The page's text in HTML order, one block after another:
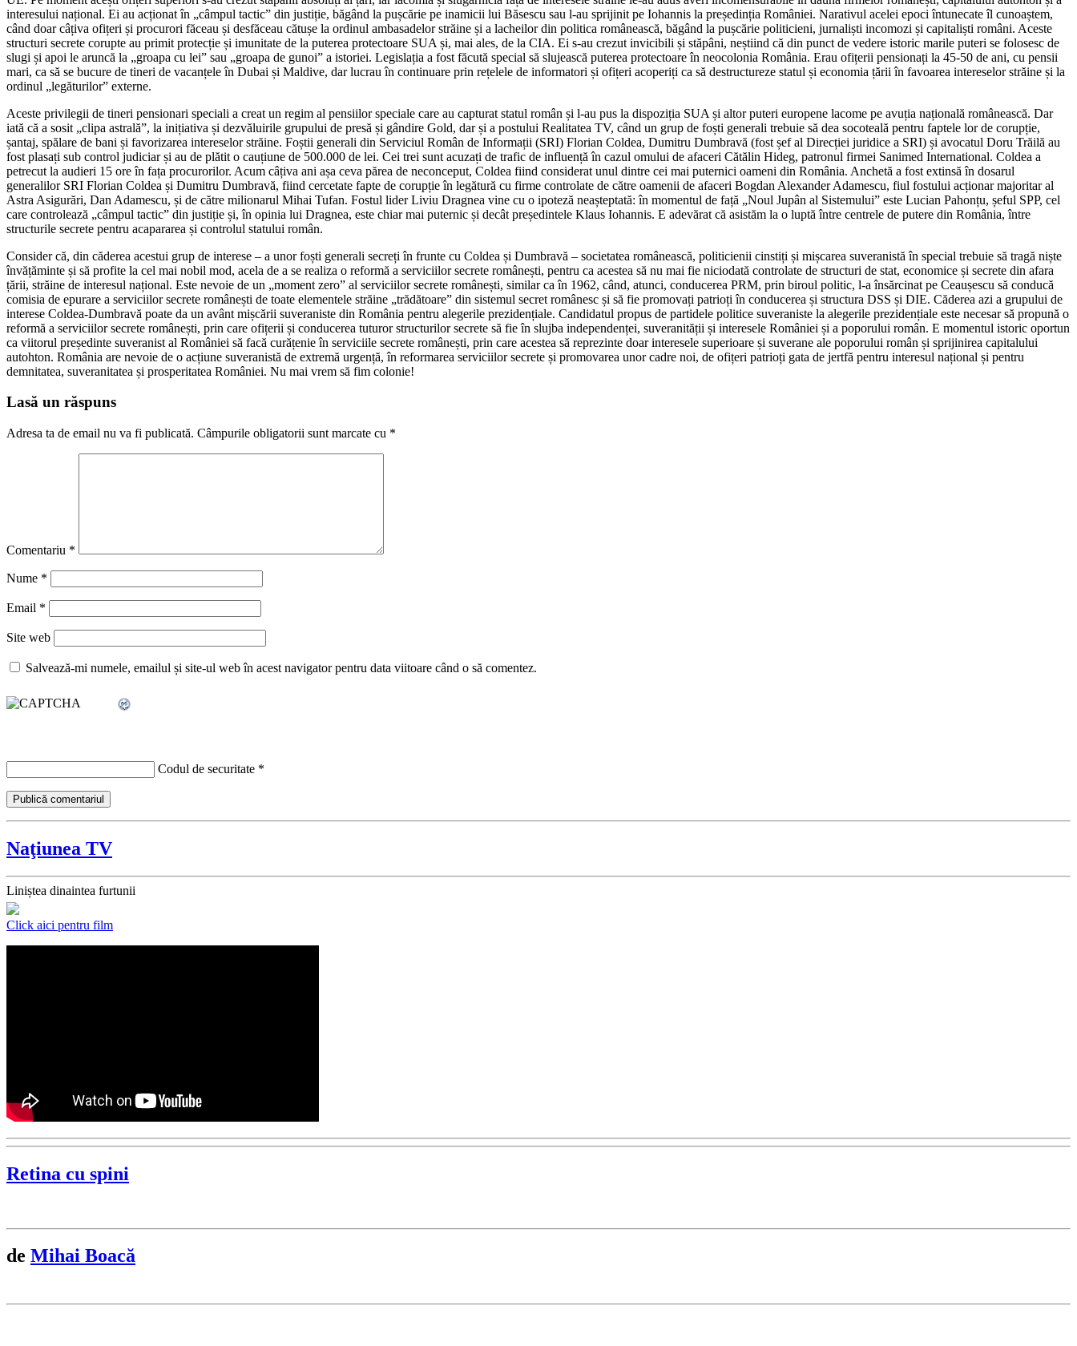
interesului național. Ei au acționat în „câmpul tactic” din justiție, băgând la pușcărie pe inamicii lui Băsescu sau l-au sprijinit pe Iohannis la președinția României. Narativul acelei epoci întunecate îl cunoaștem,
când doar câțiva ofițeri și procurori făceau și desfăceau cătușe la ordinul ambasadelor străine și a lacheilor din politica românească, băgând la pușcărie politicieni, jurnaliști incomozi și capitaliști români. Aceste
structuri secrete corupte au primit protecție și imunitate de la puterea protectoare SUA și, mai ales, de la CIA. Ei s-au crezut invicibili și stăpâni, neștiind că din punct de vedere istoric marile puteri se folosesc de
slugi și apoi le aruncă la „groapa cu lei” sau „groapa de gunoi” a istoriei. Legislația a fost făcută special să slujească puterea protectoare în neocolonia România. Erau ofițerii pensionați la 45-50 de ani, cu pensii
mari, ca să se bucure de tineri de vacanțele în Dubai și Maldive, dar lucrau în continuare prin rețelele de informatori și ofițeri acoperiți ca să destructureze statul și economia țării în favoarea intereselor străine și la
ordinul „legăturilor” externe.
Aceste privilegii de tineri pensionari speciali a creat un regim al pensiilor speciale care au capturat statul român și l-au pus la dispoziția SUA și altor puteri europene lacome pe avuția națională românească. Dar
iată că a sosit „clipa astrală”, la inițiativa și dezvăluirile grupului de presă și gândire Gold, dar și a postului Realitatea TV, când un grup de foști generali trebuie să dea socoteală pentru faptele lor de corupție,
șantaj, spălare de bani și favorizarea intereselor străine. Foștii generali din Serviciul Român de Informații (SRI) Florian Coldea, Dumitru Dumbravă (fost șef al Direcției juridice a SRI) și avocatul Doru Trăilă au
fost plasați sub control judiciar și au de plătit o cauțiune de 500.000 de lei. Cei trei sunt acuzați de trafic de influență în cazul omului de afaceri Cătălin Hideg, patronul firmei Sanimed International. Coldea a
petrecut la audieri 15 ore în fața procurorilor. Acum câțiva ani așa ceva părea de neconceput, Coldea fiind considerat unul dintre cei mai puternici oameni din România. Anchetă a fost extinsă în dosarul
generalilor SRI Florian Coldea și Dumitru Dumbravă, fiind cercetate fapte de corupție în legătură cu firme controlate de către oamenii de afaceri Bogdan Alexander Adamescu, fiul fostului acționar majoritar al
Astra Asigurări, Dan Adamescu, și de către milionarul Mihai Tufan. Fostul lider Liviu Dragnea vine cu o ipoteză neașteptată: în momentul de față „Noul Jupân al Sistemului” este Lucian Pahonțu, șeful SPP, cel
care controlează „câmpul tactic” din justiție și, în opinia lui Dragnea, este chiar mai puternic și decât președintele Klaus Iohannis. E adevărat că asistăm la o luptă între centrele de putere din România, între
structurile secrete pentru acapararea și controlul statului român.
Consider că, din căderea acestui grup de interese – a unor foști generali secreți în frunte cu Coldea și Dumbravă – societatea românească, politicienii cinstiți și mișcarea suveranistă în special trebuie să tragă niște
învățăminte și să profite la cel mai nobil mod, acela de a se realiza o reformă a serviciilor secrete românești, pentru ca acestea să nu mai fie niciodată controlate de structuri de stat, economice și secrete din afara
țării, străine de interesul național. Este nevoie de un „moment zero” al serviciilor secrete românești, similar ca în 1962, când, atunci, conducerea PRM, prin biroul politic, l-a însărcinat pe Ceaușescu să conducă
comisia de epurare a serviciilor secrete românești de toate elementele străine „trădătoare” din sistemul secret românesc și să fie promovați patrioți în conducerea și structura DSS și DIE. Căderea azi a grupului de
interese Coldea-Dumbravă poate da un avânt mișcării suveraniste din România pentru alegerile prezidențiale. Candidatul propus de partidele politice suveraniste la alegerile prezidențiale este necesar să propună o
reformă a serviciilor secrete românești, prin care ofițerii și conducerea tuturor structurilor secrete să fie în slujba independenței, suveranității și interesele României și a poporului român. E momentul istoric oportun
ca viitorul președinte suveranist al României să facă curățenie în serviciile secrete românești, prin care acestea să reprezinte doar interesele superioare și suverane ale poporului român și sprijinirea capitalului
autohton. România are nevoie de o acțiune suveranistă de extremă urgență, în reformarea serviciilor secrete și promovarea unor cadre noi, de ofițeri patrioți gata de jertfă pentru interesul național și pentru
demnitatea, suveranitatea și prosperitatea României. Nu mai vrem să fim colonie!
Lasă un răspuns
Adresa ta de email nu va fi publicată. Câmpurile obligatorii sunt marcate cu *
Comentariu *
Nume *
Email *
Site web
Salvează-mi numele, emailul și site-ul web în acest navigator pentru data viitoare când o să comentez.
Codul de securitate *
Naţiunea TV
Liniștea dinaintea furtunii
Click aici pentru film
Retina cu spini
de Mihai Boacă